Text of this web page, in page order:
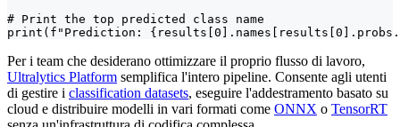
# Print the top predicted class name
print(f"Prediction:
Per i team che desiderano ottimizzare il proprio flusso di lavoro,
Ultralytics Platform semplifica l'intero pipeline. Consente agli utenti
di gestire i classification datasets, eseguire l'addestramento basato su
cloud e distribuire modelli in vari formati come ONNX o TensorRT